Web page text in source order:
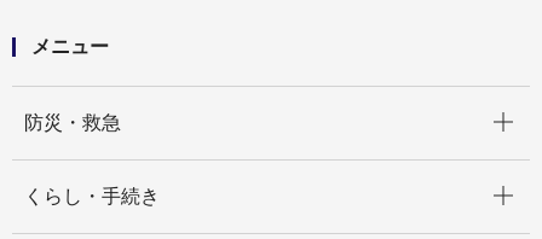
メニュー
防災・救急
くらし・手続き